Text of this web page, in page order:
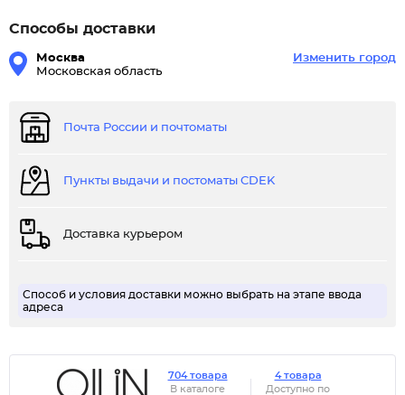
Способы доставки
Москва
Московская область
Изменить город
Почта России и почтоматы
Пункты выдачи и постоматы CDEK
Доставка курьером
Способ и условия доставки можно выбрать на этапе ввода
адреса
704 товара
В каталоге
4 товара
Доступно по